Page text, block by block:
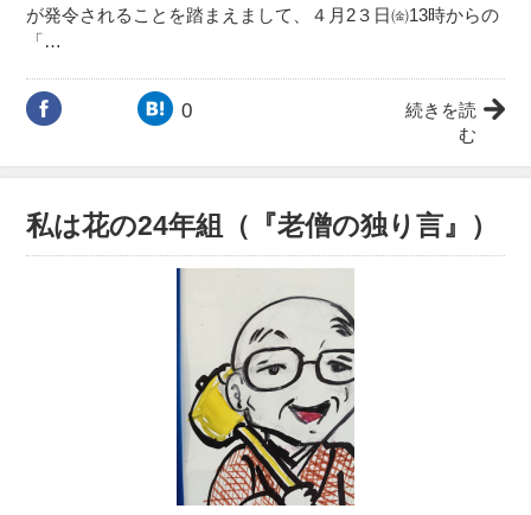
が発令されることを踏まえまして、４月2３日㈮13時からの
「…
0
続きを読
む
私は花の24年組（『老僧の独り言』）